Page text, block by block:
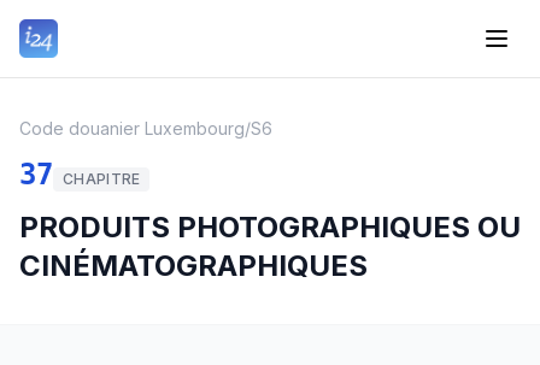
Code douanier Luxembourg/S6
37 CHAPITRE
PRODUITS PHOTOGRAPHIQUES OU
CINÉMATOGRAPHIQUES